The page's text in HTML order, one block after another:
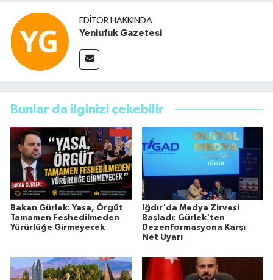
EDITÖR HAKKINDA
Yeniufuk Gazetesi
Bunlar da ilginizi çekebilir
Bakan Gürlek: Yasa, Örgüt
Tamamen Feshedilmeden
Yürürlüğe Girmeyecek
Iğdır'da Medya Zirvesi
Başladı: Gürlek'ten
Dezenformasyona Karşı
Net Uyarı